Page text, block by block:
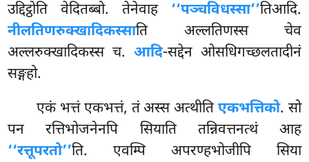
उद्दिट्ठोति वेदितब्बो. तेनेवाह ‘‘पञ्चविधस्सा’’तिआदि.
नीलतिणरुक्खादिकस्साति अल्लतिणस्स चेव
अल्लरुक्खादिकस्स च. आदि-सद्देन ओसधिगच्छलतादीनं
सङ्गहो.
एकं भत्तं एकभत्तं, तं अस्स अत्थीतिएकभत्तिको. सो
पन रत्तिभोजनेनपि सियाति तन्निवत्तनत्थं आह
‘‘रत्तूपरतो’’ति. एवम्पि अपरण्हभोजीपि सिया